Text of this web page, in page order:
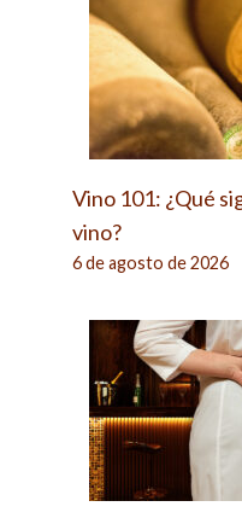
Vino 101: ¿Qué
vino?
6 de agosto de 2026